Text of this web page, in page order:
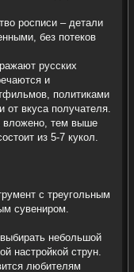
росписи – детали
без потеков
русских
и
политиками
вкуса получателя.
вложено, тем выше
из 5-7 кукол.
с треугольным
сувениром.
небольшой
настройкой струн.
любителям